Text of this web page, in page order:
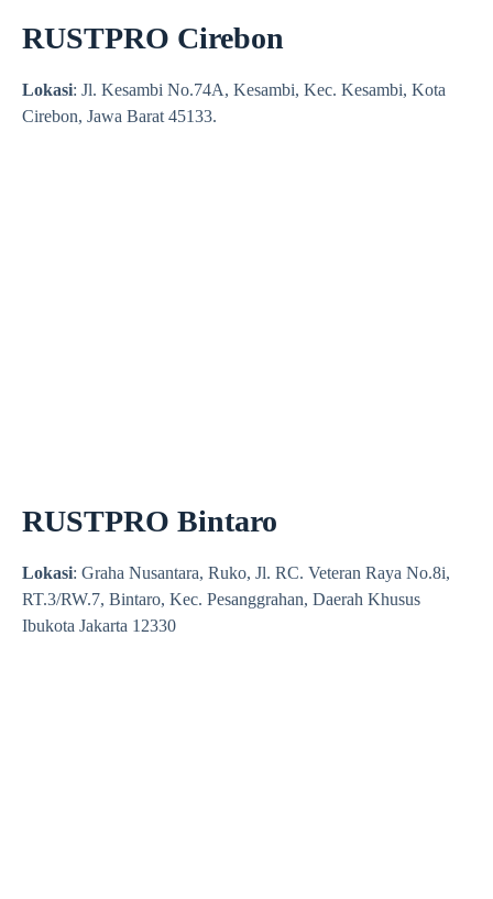
RUSTPRO Cirebon
Lokasi: Jl. Kesambi No.74A, Kesambi, Kec. Kesambi, Kota
Cirebon, Jawa Barat 45133.
RUSTPRO Bintaro
Lokasi: Graha Nusantara, Ruko, Jl. RC. Veteran Raya No.8i,
RT.3/RW.7, Bintaro, Kec. Pesanggrahan, Daerah Khusus
Ibukota Jakarta 12330